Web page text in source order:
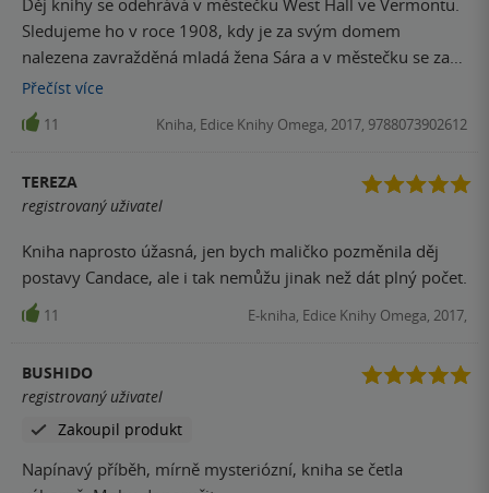
Sledujeme ho v roce 1908, kdy je za svým domem
nalezena zavražděná mladá žena Sára a v městečku se za
podivných okolnostní ztrácejí lidé a obyvatele postihují
různé tragedie. V současnosti městečko sledujeme z
pohledu Ruthie, které jednoho rána zmizí matka a při jejím
odehrává ve dvou časových rovinách a děj vypráví více
postav, tak se příběh dozvídáme z různých pohledů. Knížka
je velice čtivá, po překonání prvních stránek, kdy jsem
měla trošku zmatek v čase a postavách, jsem se
zorientovala, začetla a knihu nedala z ruky, dokud jsem ji
nepřečetla. Příběh je napínavý, překvapivý a autorka Vám
rozhodně neodhalila všechny záhady, děj mě bavil, jen
konec mě trošku zklamal. Ale i tak za mě super čtení.
Přečíst více
11 Kniha, Edice Knihy Omega, 2017, 9788073902612
TEREZA
registrovaný uživatel
Kniha naprosto úžasná, jen bych maličko pozměnila děj
postavy Candace, ale i tak nemůžu jinak než dát plný počet.
11 E-kniha, Edice Knihy Omega, 2017,
BUSHIDO
registrovaný uživatel
Zakoupil produkt
Napínavý příběh, mírně mysteriózní, kniha se četla